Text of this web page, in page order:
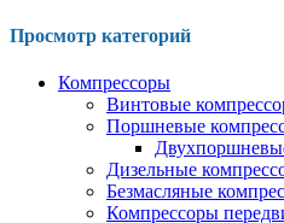
Просмотр категорий
Компрессоры
Винтовые
Поршневые
Дизельные
Безмасляные
Компрессоры